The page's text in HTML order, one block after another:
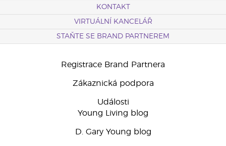
KONTAKT
VIRTUÁLNÍ KANCELÁŘ
STAŇTE SE BRAND PARTNEREM
Registrace Brand Partnera
Zákaznická podpora
Události
Young Living blog
D. Gary Young blog